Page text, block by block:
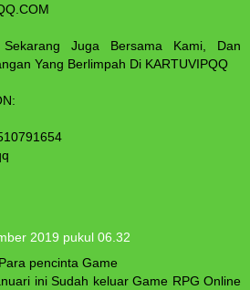
Juga Bersama Kami, Dan
Yang Berlimpah Di KARTUVIPQQ
2019 pukul 06.32
pencinta Game
ini Sudah keluar Game RPG Online